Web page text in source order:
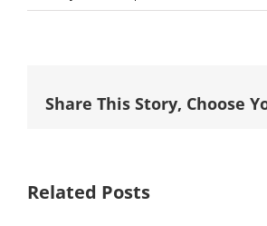
Share This Story, Choose
Related Posts